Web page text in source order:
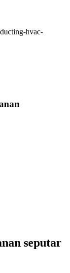
seputar